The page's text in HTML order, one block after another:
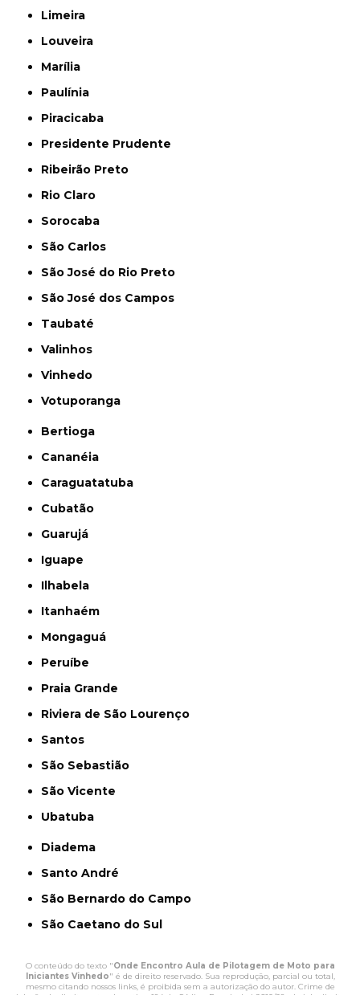
Limeira
Louveira
Marília
Paulínia
Piracicaba
Presidente Prudente
Ribeirão Preto
Rio Claro
Sorocaba
São Carlos
São José do Rio Preto
São José dos Campos
Taubaté
Valinhos
Vinhedo
Votuporanga
Bertioga
Cananéia
Caraguatatuba
Cubatão
Guarujá
Iguape
Ilhabela
Itanhaém
Mongaguá
Peruíbe
Praia Grande
Riviera de São Lourenço
Santos
São Sebastião
São Vicente
Ubatuba
Diadema
Santo André
São Bernardo do Campo
São Caetano do Sul
O conteúdo do texto "Onde Encontro Aula de Pilotagem de Moto para
Iniciantes Vinhedo" é de direito reservado. Sua reprodução, parcial ou total,
mesmo citando nossos links, é proibida sem a autorização do autor. Crime de